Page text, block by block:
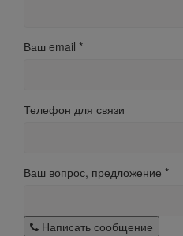
Ваш email *
Телефон для связи
Ваш вопрос, предложение *
Написать сообщение